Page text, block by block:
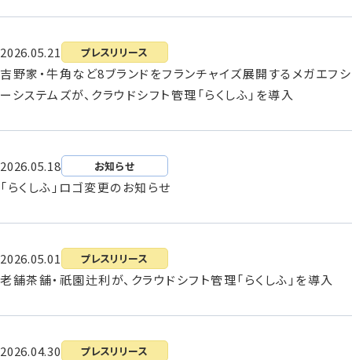
2026.05.21 プレスリリース
吉野家・牛角など8ブランドをフランチャイズ展開するメガエフシ
ーシステムズが、クラウドシフト管理「らくしふ」を導入
2026.05.18 お知らせ
「らくしふ」ロゴ変更のお知らせ
2026.05.01 プレスリリース
老舗茶舗・祇園辻利が、クラウドシフト管理「らくしふ」を導入
2026.04.30 プレスリリース